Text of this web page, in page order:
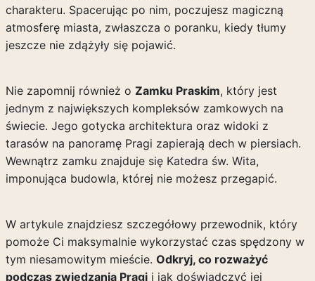
charakteru. Spacerując po nim, poczujesz magiczną
atmosferę miasta, zwłaszcza o poranku, kiedy tłumy
jeszcze nie zdążyły się pojawić.
Nie zapomnij również o Zamku Praskim, który jest
jednym z największych kompleksów zamkowych na
świecie. Jego gotycka architektura oraz widoki z
tarasów na panoramę Pragi zapierają dech w piersiach.
Wewnątrz zamku znajduje się Katedra św. Wita,
imponująca budowla, której nie możesz przegapić.
W artykule znajdziesz szczegółowy przewodnik, który
pomoże Ci maksymalnie wykorzystać czas spędzony w
tym niesamowitym mieście. Odkryj, co rozważyć
podczas zwiedzania Pragii jak doświadczyć jej